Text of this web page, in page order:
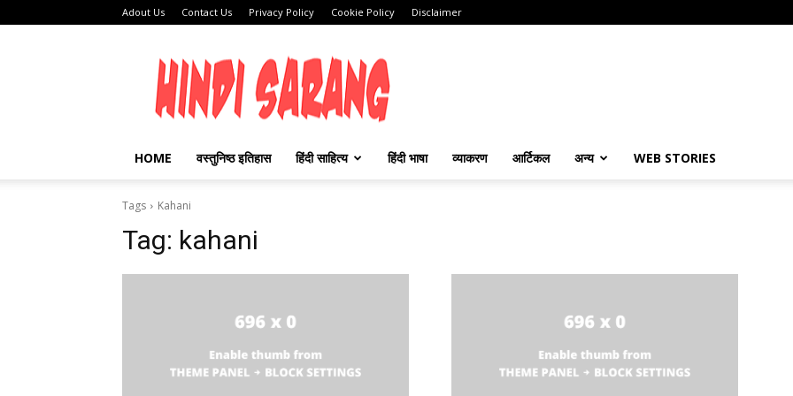
Adout Us Contact Us Privacy Policy Cookie Policy Disclaimer
HINDI
SARANG
HOME वस्तुनिष्ठ इतिहास हिंदी साहित्य हिंदी भाषा व्याकरण आर्टिकल अन्य WEB STORIES
Tags Kahani
Tag: kahani